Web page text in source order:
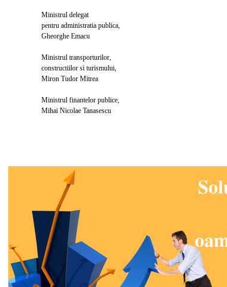
Ministrul delegat
pentru administratia publica,
Gheorghe Emacu
Ministrul transporturilor,
constructiilor si turismului,
Miron Tudor Mitrea
Ministrul finantelor publice,
Mihai Nicolae Tanasescu